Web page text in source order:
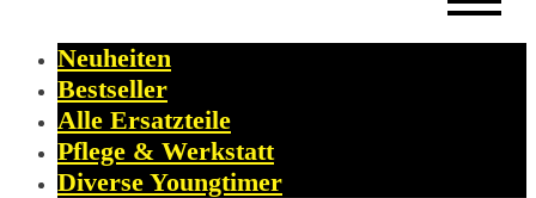
Neuheiten
Bestseller
Alle Ersatzteile
Pflege & Werkstatt
Diverse Youngtimer